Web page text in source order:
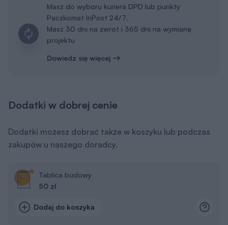
Masz do wyboru kuriera DPD lub punkty
Paczkomat InPost 24/7.
Masz 30 dni na zwrot i 365 dni na wymianę
projektu
Dowiedz się więcej
Dodatki w dobrej cenie
Dodatki możesz dobrać także w koszyku lub podczas
zakupów u naszego doradcy.
Tablica budowy
50 zł
Dodaj do koszyka